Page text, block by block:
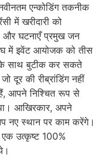
एन्कोडिंग तकनीक
में खरीदारी को
और घटनाएँ प्रमुख जन
में इवेंट आयोजक को तीस
के साथ बुटीक कर सकते
दूर की रीब्रांडिंग नहीं
आपने निश्चित रूप से
आखिरकार, अपने
नए स्थान पर काम करेंगे।
उत्कृष्ट 100%